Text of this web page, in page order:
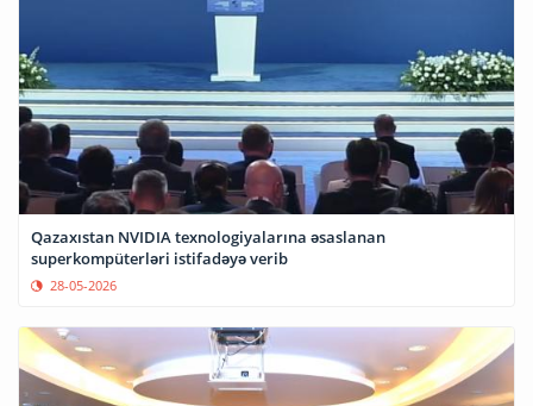
Qazaxıstan NVIDIA texnologiyalarına əsaslanan
superkompüterləri istifadəyə verib
28-05-2026